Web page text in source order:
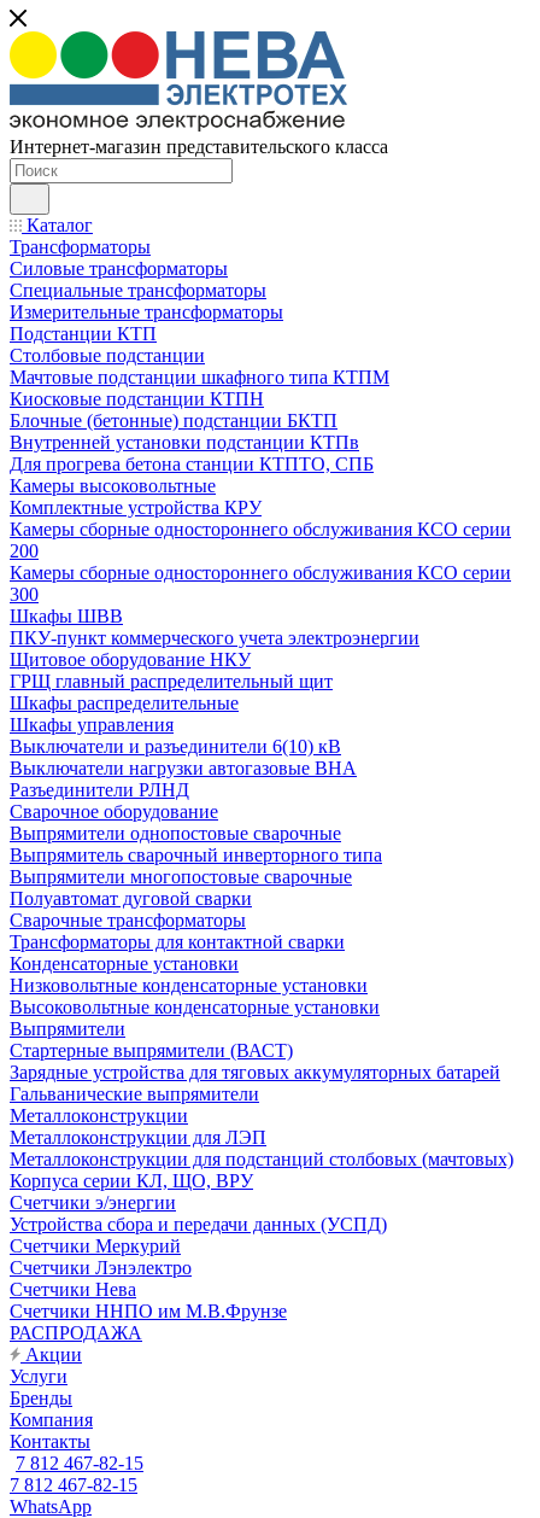
Интернет-магазин представительского класса
Каталог
Трансформаторы
Силовые трансформаторы
Специальные трансформаторы
Измерительные трансформаторы
Подстанции КТП
Столбовые подстанции
Мачтовые подстанции шкафного типа КТПМ
Киосковые подстанции КТПН
Блочные (бетонные) подстанции БКТП
Внутренней установки подстанции КТПв
Для прогрева бетона станции КТПТО, СПБ
Камеры высоковольтные
Комплектные устройства КРУ
Камеры сборные одностороннего обслуживания КСО серии
200
Камеры сборные одностороннего обслуживания КСО серии
300
Шкафы ШВВ
ПКУ-пункт коммерческого учета электроэнергии
Щитовое оборудование НКУ
ГРЩ главный распределительный щит
Шкафы распределительные
Шкафы управления
Выключатели и разъединители 6(10) кВ
Выключатели нагрузки автогазовые ВНА
Разъединители РЛНД
Сварочное оборудование
Выпрямители однопостовые сварочные
Выпрямитель сварочный инверторного типа
Выпрямители многопостовые сварочные
Полуавтомат дуговой сварки
Сварочные трансформаторы
Трансформаторы для контактной сварки
Конденсаторные установки
Низковольтные конденсаторные установки
Высоковольтные конденсаторные установки
Выпрямители
Стартерные выпрямители (ВАСТ)
Зарядные устройства для тяговых аккумуляторных батарей
Гальванические выпрямители
Металлоконструкции
Металлоконструкции для ЛЭП
Металлоконструкции для подстанций столбовых (мачтовых)
Корпуса серии КЛ, ЩО, ВРУ
Счетчики э/энергии
Устройства сбора и передачи данных (УСПД)
Счетчики Меркурий
Счетчики Лэнэлектро
Счетчики Нева
Счетчики ННПО им М.В.Фрунзе
РАСПРОДАЖА
Акции
Услуги
Бренды
Компания
Контакты
7 812 467-82-15
7 812 467-82-15
WhatsApp